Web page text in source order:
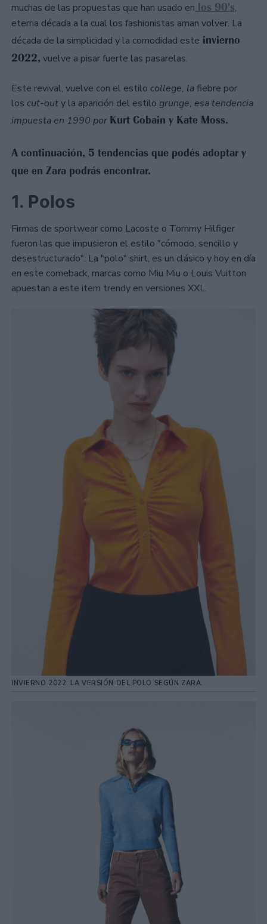
muchas de las propuestas que han usado en los 90's,
eterna década a la cual los fashionistas aman volver. La
década de la simplicidad y la comodidad este invierno
2022, vuelve a pisar fuerte las pasarelas.
Este revival, vuelve con el estilo college, lafiebre por
los cut-outy la aparición del estilo grunge, esa tendencia
impuesta en 1990 por Kurt Cobain y Kate Moss.
A continuación, 5 tendencias que podés adoptar y
que en Zara podrás encontrar.
1. Polos
Firmas de sportwear como Lacoste o Tommy Hilfiger
fueron las que impusieron el estilo "cómodo, sencillo y
desestructurado". La "polo" shirt, es un clásico y hoy en día
en este comeback, marcas como Miu Miu o Louis Vuitton
apuestan a este item trendy en versiones XXL.
INVIERNO 2022: LA VERSIÓN DEL POLO SEGÚN ZARA.